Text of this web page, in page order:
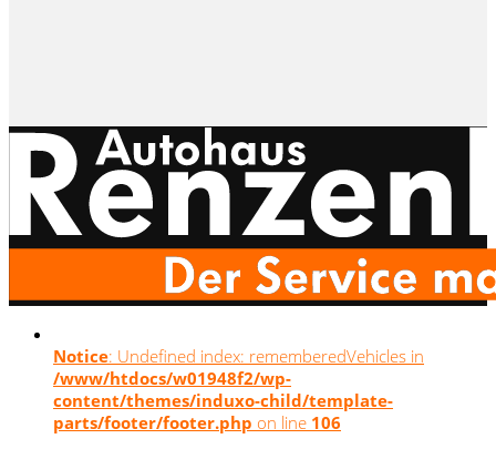
Notice: Undefined index: rememberedVehicles in
/www/htdocs/w01948f2/wp-
content/themes/induxo-child/template-
parts/footer/footer.php on line 106